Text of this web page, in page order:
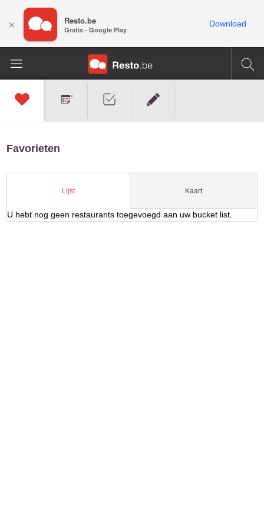
Favorieten
Lijst Kaart
U hebt nog geen restaurants toegevoegd aan uw bucket list.
× Resto.be
Gratis - Google Play
Download